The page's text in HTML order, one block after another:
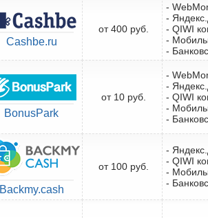
Cashbe.ru
от 400 руб.
-
-
- QIWI
-
-
BonusPark
от 10 руб.
-
-
- QIWI
-
-
Backmy.cash
от 100 руб.
-
- QIWI
-
-